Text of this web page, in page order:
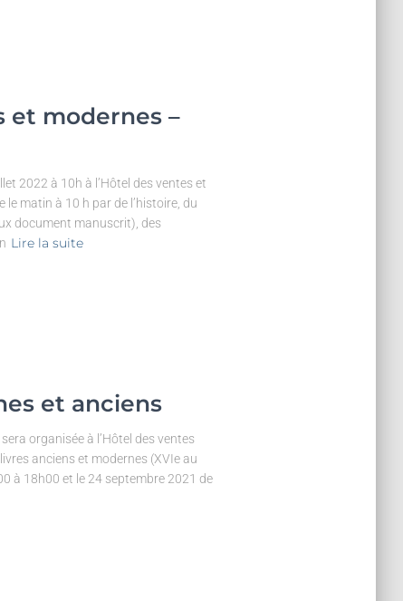
et modernes –
2022 à 10h à l’Hôtel des ventes et
matin à 10 h par de l’histoire, du
document manuscrit), des
Lire la suite
et anciens
organisée à l’Hôtel des ventes
anciens et modernes (XVIe au
à 18h00 et le 24 septembre 2021 de